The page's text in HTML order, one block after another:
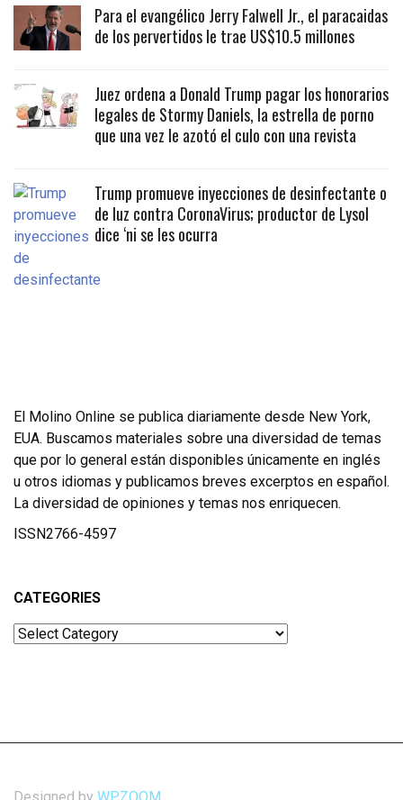
Para el evangélico Jerry Falwell Jr., el paracaidas
de los pervertidos le trae US$10.5 millones
Juez ordena a Donald Trump pagar los honorarios
legales de Stormy Daniels, la estrella de porno
que una vez le azotó el culo con una revista
Trump promueve inyecciones de desinfectante o
de luz contra CoronaVirus; productor de Lysol
dice ‘ni se les ocurra
El Molino Online se publica diariamente desde New York,
EUA. Buscamos materiales sobre una diversidad de temas
que por lo general están disponibles únicamente en inglés
u otros idiomas y publicamos breves excerptos en español.
La diversidad de opiniones y temas nos enriquecen.
ISSN2766-4597
CATEGORIES
Categories